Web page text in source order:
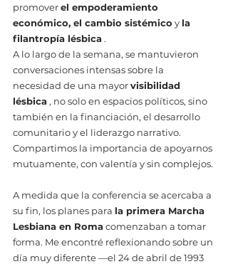
promover el empoderamiento
económico, el cambio sistémico y la
filantropía lésbica .
A lo largo de la semana, se mantuvieron
conversaciones intensas sobre la
necesidad de una mayor visibilidad
lésbica , no solo en espacios políticos, sino
también en la financiación, el desarrollo
comunitario y el liderazgo narrativo.
Compartimos la importancia de apoyarnos
mutuamente, con valentía y sin complejos.
A medida que la conferencia se acercaba a
su fin, los planes para la primera Marcha
Lesbiana en Roma comenzaban a tomar
forma. Me encontré reflexionando sobre un
día muy diferente —el 24 de abril de 1993